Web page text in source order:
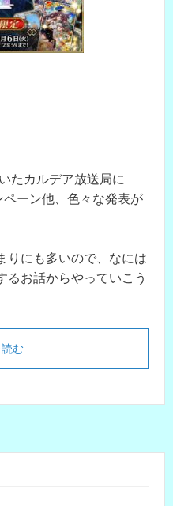
たカルデア放送局に
ーン他、色々な発表が
りにも多いので、なには
るお話からやっていこう
む